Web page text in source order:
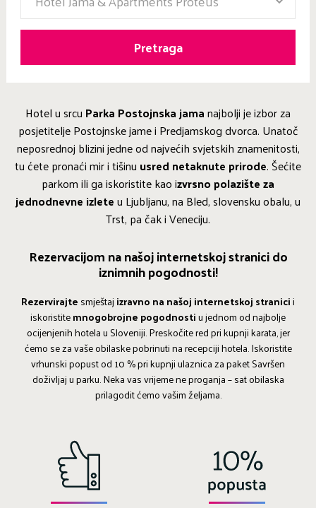
Pretraga
Hotel u srcu Parka Postojnska jamanajbolji je izbor za
posjetitelje Postojnske jame i Predjamskog dvorca. Unatoč
neposrednoj blizini jedne od najvećih svjetskih znamenitosti,
tu ćete pronaći mir i tišinu usred netaknute prirode. Šećite
parkom ili ga iskoristite kao izvrsno polazište za
jednodnevne izleteu Ljubljanu, na Bled, slovensku obalu, u
Trst, pa čak i Veneciju.
Rezervacijom na našoj internetskoj stranici do
iznimnih pogodnosti!
Rezervirajte smještaj izravno na našoj internetskoj stranicii
iskoristitemnogobrojne pogodnostiu jednom od najbolje
ocijenjenih hotela u Sloveniji. Preskočite red pri kupnji karata, jer
ćemo se za vaše obilaske pobrinuti na recepciji hotela. Iskoristite
vrhunski popust od 10 % pri kupnji ulaznica zapaket Savršen
doživljaj u parku. Neka vas vrijeme ne proganja – sat obilaska
prilagodit ćemo vašim željama.